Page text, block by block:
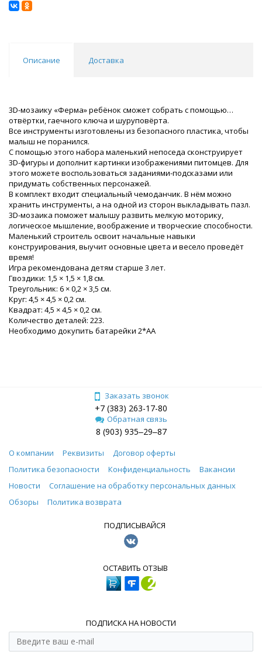
Описание Доставка
3D-мозаику «Ферма» ребёнок сможет собрать с помощью…
отвёртки, гаечного ключа и шуруповёрта.
Все инструменты изготовлены из безопасного пластика, чтобы
малыш не поранился.
С помощью этого набора маленький непоседа сконструирует
3D-фигуры и дополнит картинки изображениями питомцев. Для
этого можете воспользоваться заданиями-подсказами или
придумать собственных персонажей.
В комплект входит специальный чемоданчик. В нём можно
хранить инструменты, а на одной из сторон выкладывать пазл.
3D-мозаика поможет малышу развить мелкую моторику,
логическое мышление, воображение и творческие способности.
Маленький строитель освоит начальные навыки
конструирования, выучит основные цвета и весело проведёт
время!
Игра рекомендована детям старше 3 лет.
Гвоздики: 1,5 × 1,5 × 1,8 см.
Треугольник: 6 × 0,2 × 3,5 см.
Круг: 4,5 × 4,5 × 0,2 см.
Квадрат: 4,5 × 4,5 × 0,2 см.
Количество деталей: 223.
Необходимо докупить батарейки 2*АА
Заказать звонок
+7 (383) 263-17-80
Обратная связь
8 (903) 935‒29‒87
О компании Реквизиты
Договор оферты
Политика безопасности
Конфиденциальность
Вакансии
Новости
Соглашение на обработку персональных данных
Обзоры
Политика возврата
ПОДПИСЫВАЙСЯ
ОСТАВИТЬ ОТЗЫВ
ПОДПИСКА НА НОВОСТИ